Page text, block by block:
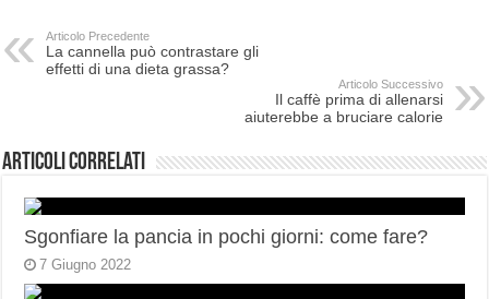
Articolo Precedente
La cannella può contrastare gli
effetti di una dieta grassa?
Articolo Successivo
Il caffè prima di allenarsi
aiuterebbe a bruciare calorie
Articoli correlati
Sgonfiare la pancia in pochi giorni: come fare?
7 Giugno 2022